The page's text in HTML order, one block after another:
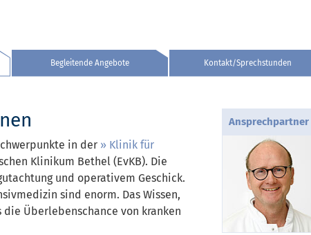
Begleitende Angebote Kontakt/Sprechstunden
in der
Klinik für
Klinikum Bethel (EvKB). Die
und operativem Geschick.
sind enorm. Das Wissen,
Überlebenschance von kranken
Ansprechpartner